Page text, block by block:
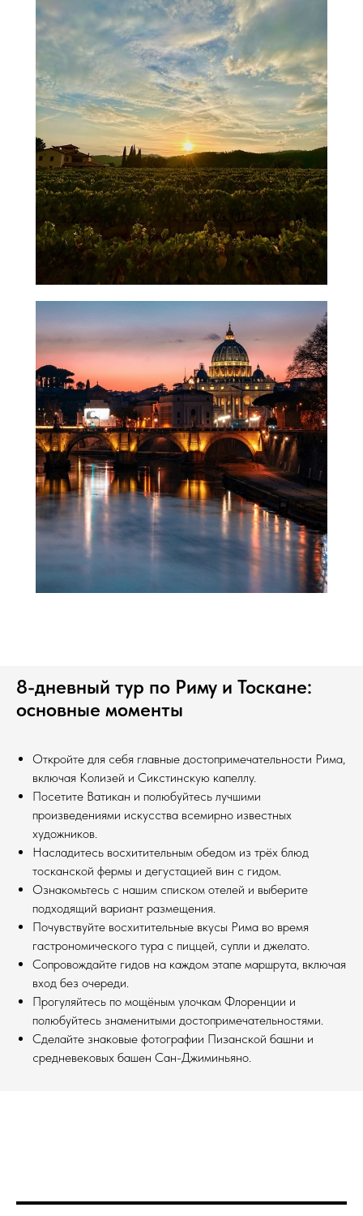
8-дневный тур по Риму и Тоскане:
основные моменты
Откройте для себя главные достопримечательности Рима,
включая Колизей и Сикстинскую капеллу.
Посетите Ватикан и полюбуйтесь лучшими
произведениями искусства всемирно известных
художников.
Насладитесь восхитительным обедом из трёх блюд
тосканской фермы и дегустацией вин с гидом.
Ознакомьтесь с нашим списком отелей и выберите
подходящий вариант размещения.
Почувствуйте восхитительные вкусы Рима во время
гастрономического тура с пиццей, супли и джелато.
Сопровождайте гидов на каждом этапе маршрута, включая
вход без очереди.
Прогуляйтесь по мощёным улочкам Флоренции и
полюбуйтесь знаменитыми достопримечательностями.
Сделайте знаковые фотографии Пизанской башни и
средневековых башен Сан-Джиминьяно.